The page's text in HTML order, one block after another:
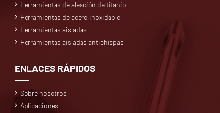
Herramientas de aleación de titanio
Herramientas de acero inoxidable
Herramientas aisladas
Herramientas aisladas antichispas
ENLACES RÁPIDOS
Sobre nosotros
Aplicaciones